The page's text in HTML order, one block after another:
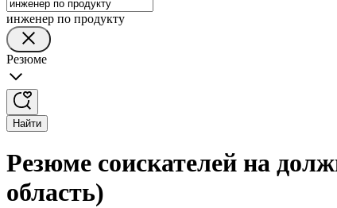
инженер по продукту
Резюме
Найти
Резюме соискателей на
область)